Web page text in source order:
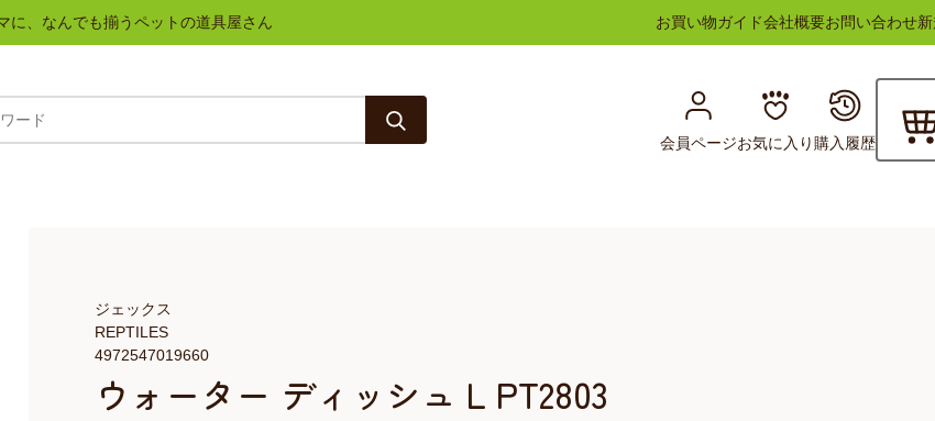
に、なんでも揃うペットの道具屋さん お買い物ガイド会社概要お問い合わせ
会員ページお気に入り 購入履歴
ウォーター ディッシュ L PT2803
4972547019660
REPTILES
ジェックス